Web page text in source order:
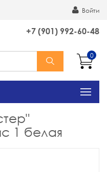
Войти
+7 (901) 992-60-48
0
1 белая